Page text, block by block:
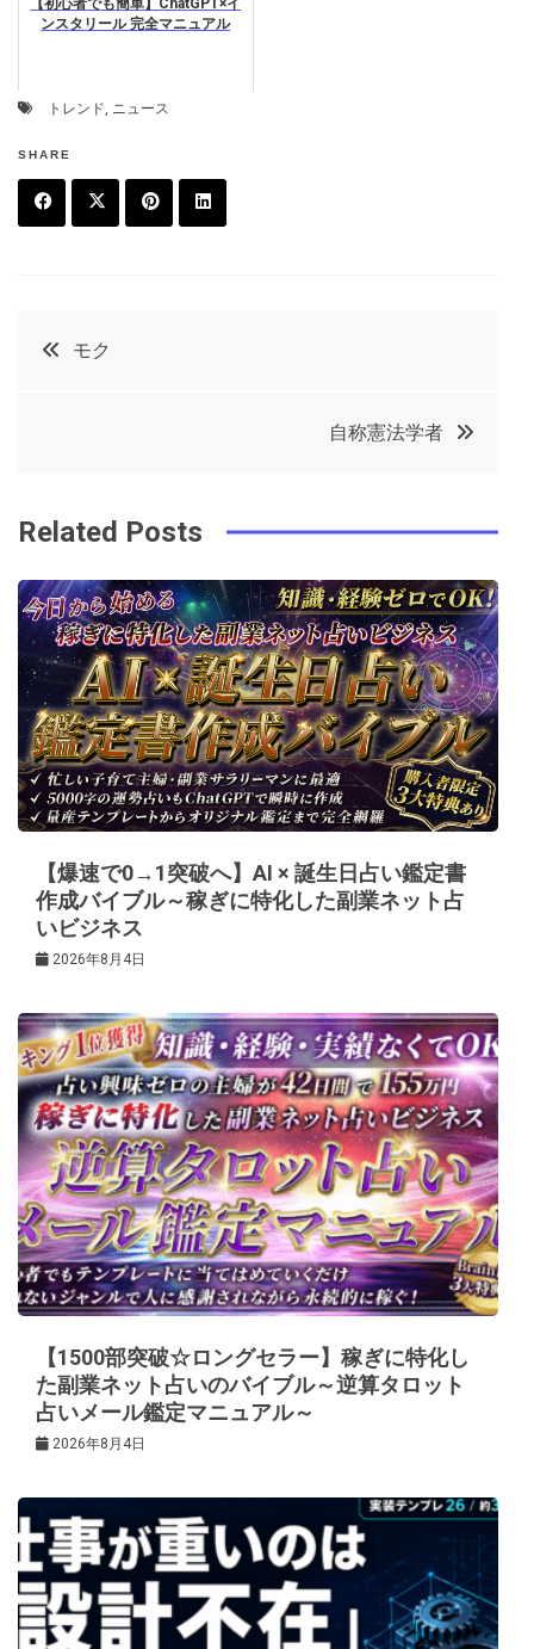
【初心者でも簡単】ChatGPT×イ
ンスタリール 完全マニュアル
トレンド, ニュース
SHARE
k
t
t
投
ビ
ゲ
ー
シ
ョ
ン
モク
自称憲法学者
Related Posts
【爆速で0→1突破へ】AI × 誕生日占い鑑定書
作成バイブル～稼ぎに特化した副業ネット占
いビジネス
2026年8月4日
【1500部突破☆ロングセラー】稼ぎに特化し
た副業ネット占いのバイブル～逆算タロット
占いメール鑑定マニュアル～
2026年8月4日